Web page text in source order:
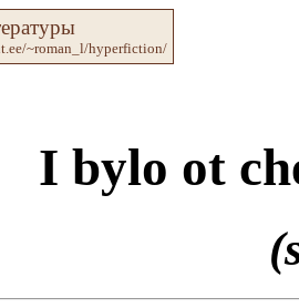
~roman_l/hyperfiction/
I bylo ot